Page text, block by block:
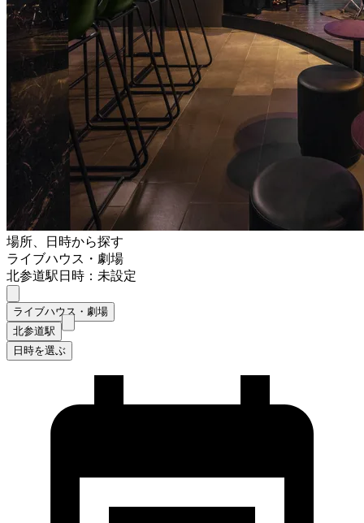
場所、日時から探す
ライブハウス・劇場
北参道駅日時：未設定
ライブハウス・劇場
北参道駅
日時を選ぶ